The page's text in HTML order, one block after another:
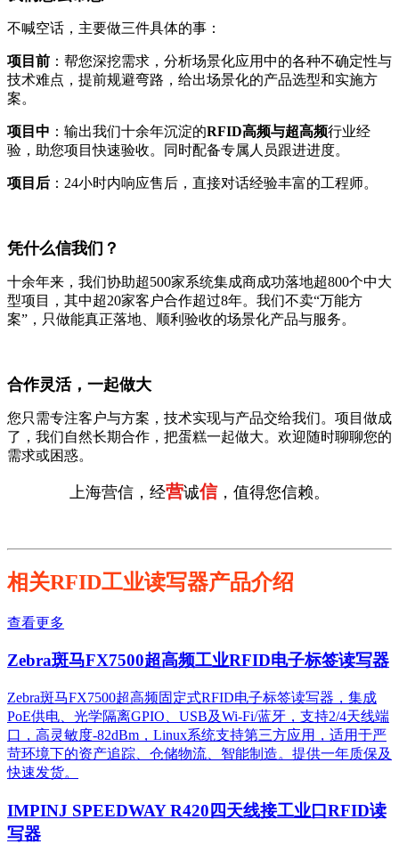
不喊空话，主要做三件具体的事：
项目前 ：帮您深挖需求，分析场景化应用中的各种不确定性与
技术难点，提前规避弯路，给出场景化的产品选型和实施方
案。
项目中 ：输出我们十余年沉淀的RFID高频与超高频行业经
验，助您项目快速验收。同时配备专属人员跟进进度。
项目后 ：24小时内响应售后，直接对话经验丰富的工程师。
凭什么信我们？
十余年来，我们协助超500家系统集成商成功落地超800个中大
型项目，其中超20家客户合作超过8年。我们不卖“万能方
案”，只做能真正落地、顺利验收的场景化产品与服务。
合作灵活，一起做大
您只需专注客户与方案，技术实现与产品交给我们。项目做成
了，我们自然长期合作，把蛋糕一起做大。欢迎随时聊聊您的
需求或困惑。
上海营信，经营诚信，值得您信赖。
相关RFID工业读写器产品介绍
查看更多
Zebra斑马FX7500超高频工业RFID电子标签读写器
Zebra斑马FX7500超高频固定式RFID电子标签读写器，集成
PoE供电、光学隔离GPIO、USB及Wi-Fi/蓝牙，支持2/4天线端
口，高灵敏度-82dBm，Linux系统支持第三方应用，适用于严
苛环境下的资产追踪、仓储物流、智能制造。提供一年质保及
快速发货。
IMPINJ SPEEDWAY R420四天线接工业口RFID读
写器